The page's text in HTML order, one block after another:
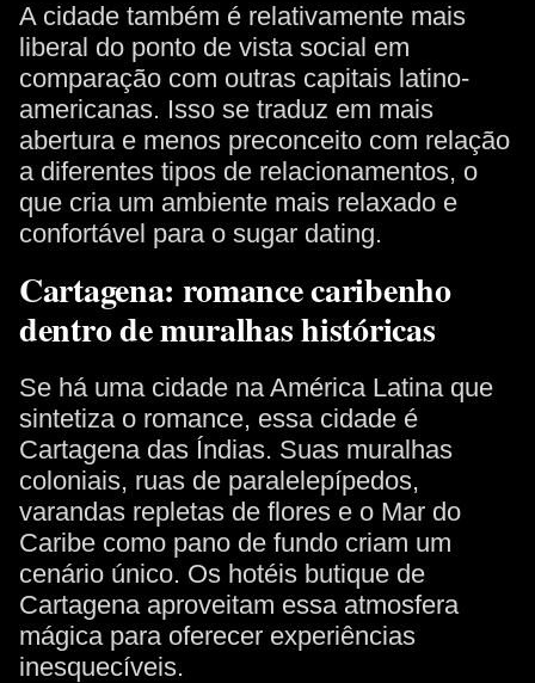
A cidade também é relativamente mais
liberal do ponto de vista social em
comparação com outras capitais latino-
americanas. Isso se traduz em mais
abertura e menos preconceito com relação
a diferentes tipos de relacionamentos, o
que cria um ambiente mais relaxado e
confortável para o sugar dating.
Cartagena: romance caribenho
dentro de muralhas históricas
Se há uma cidade na América Latina que
sintetiza o romance, essa cidade é
Cartagena das Índias. Suas muralhas
coloniais, ruas de paralelepípedos,
varandas repletas de flores e o Mar do
Caribe como pano de fundo criam um
cenário único. Os hotéis butique de
Cartagena aproveitam essa atmosfera
mágica para oferecer experiências
inesquecíveis.